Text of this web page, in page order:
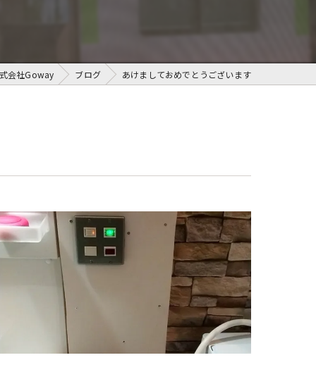
会社Goway ブログ あけましておめでとうございます